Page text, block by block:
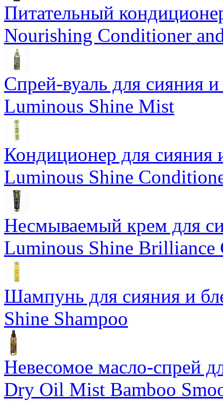
Питательный
Nourishing Conditioner
Спрей-вуаль для сияния
Luminous Shine Mist
Кондиционер для сияния
Luminous Shine
Несмываемый крем для
Luminous Shine Brilliance
Шампунь для сияния и
Shine Shampoo
Невесомое масло-спрей
Dry Oil Mist Bamboo